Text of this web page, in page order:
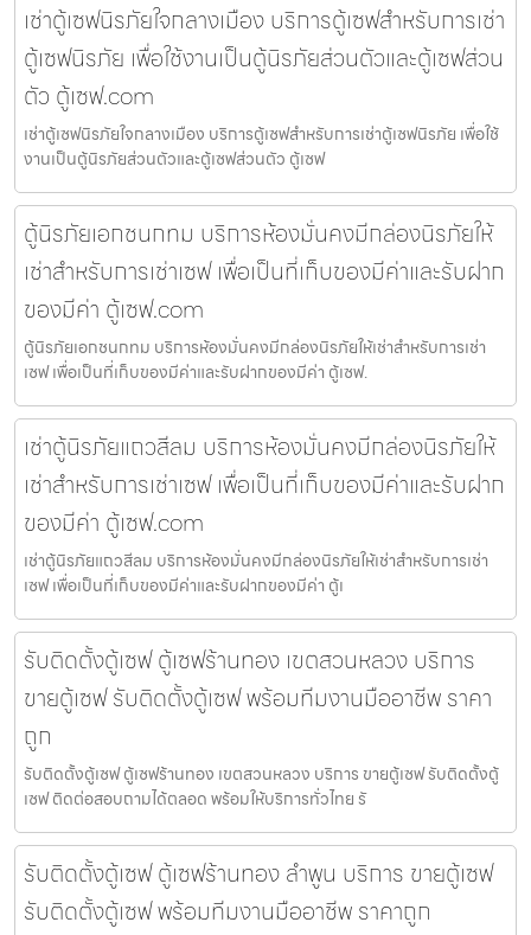
เช่าตู้เซฟนิรภัยใจกลางเมือง บริการตู้เซฟสำหรับการเช่า
ตู้เซฟนิรภัย เพื่อใช้งานเป็นตู้นิรภัยส่วนตัวและตู้เซฟส่วน
ตัว ตู้เซฟ.com
เช่าตู้เซฟนิรภัยใจกลางเมือง บริการตู้เซฟสำหรับการเช่าตู้เซฟนิรภัย เพื่อใช้
งานเป็นตู้นิรภัยส่วนตัวและตู้เซฟส่วนตัว ตู้เซฟ
ตู้นิรภัยเอกชนกทม บริการห้องมั่นคงมีกล่องนิรภัยให้
เช่าสำหรับการเช่าเซฟ เพื่อเป็นที่เก็บของมีค่าและรับฝาก
ของมีค่า ตู้เซฟ.com
ตู้นิรภัยเอกชนกทม บริการห้องมั่นคงมีกล่องนิรภัยให้เช่าสำหรับการเช่า
เซฟ เพื่อเป็นที่เก็บของมีค่าและรับฝากของมีค่า ตู้เซฟ.
เช่าตู้นิรภัยแถวสีลม บริการห้องมั่นคงมีกล่องนิรภัยให้
เช่าสำหรับการเช่าเซฟ เพื่อเป็นที่เก็บของมีค่าและรับฝาก
ของมีค่า ตู้เซฟ.com
เช่าตู้นิรภัยแถวสีลม บริการห้องมั่นคงมีกล่องนิรภัยให้เช่าสำหรับการเช่า
เซฟ เพื่อเป็นที่เก็บของมีค่าและรับฝากของมีค่า ตู้เ
รับติดตั้งตู้เซฟ ตู้เซฟร้านทอง เขตสวนหลวง บริการ
ขายตู้เซฟ รับติดตั้งตู้เซฟ พร้อมทีมงานมืออาชีพ ราคา
ถูก
รับติดตั้งตู้เซฟ ตู้เซฟร้านทอง เขตสวนหลวง บริการ ขายตู้เซฟ รับติดตั้งตู้
เซฟ ติดต่อสอบถามได้ตลอด พร้อมให้บริการทั่วไทย รั
รับติดตั้งตู้เซฟ ตู้เซฟร้านทอง ลำพูน บริการ ขายตู้เซฟ
รับติดตั้งตู้เซฟ พร้อมทีมงานมืออาชีพ ราคาถูก